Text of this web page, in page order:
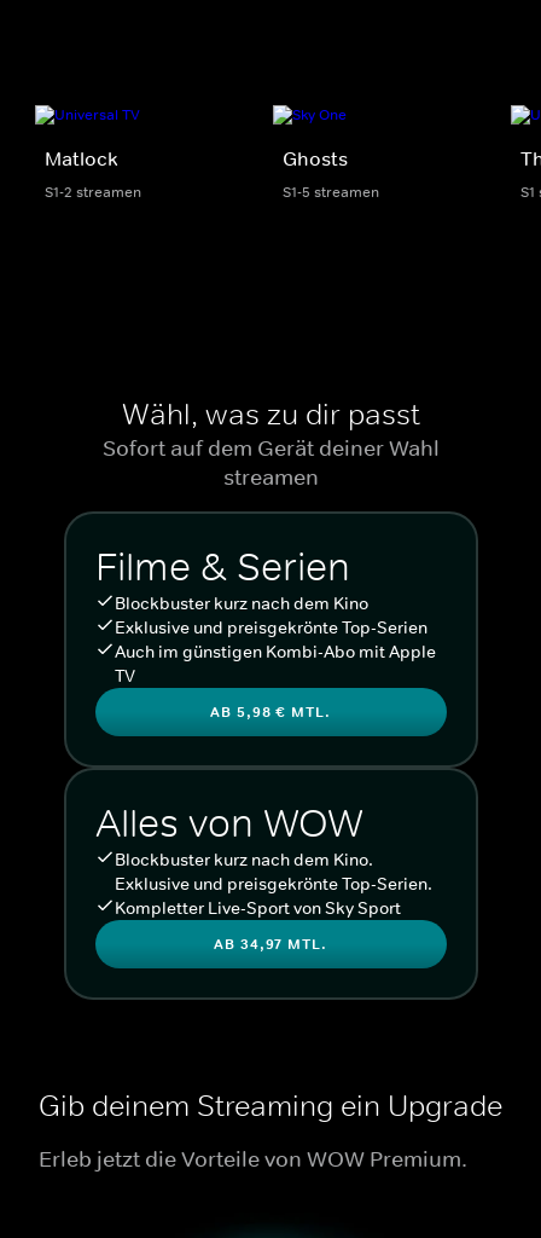
Matlock
S1-2 streamen
Ghosts
S1-5 streamen
Wähl, was zu dir passt
Sofort auf dem Gerät deiner Wahl
streamen
Filme & Serien
Blockbuster kurz nach dem Kino
Exklusive und preisgekrönte Top-Serien
Auch im günstigen Kombi-Abo mit Apple
TV
AB 5,98 € MTL.
Alles von WOW
Blockbuster kurz nach dem Kino.
Exklusive und preisgekrönte Top-Serien.
Kompletter Live-Sport von Sky Sport
AB 34,97 MTL.
Gib deinem Streaming ein Upgrade
Erleb jetzt die Vorteile von WOW Premium.